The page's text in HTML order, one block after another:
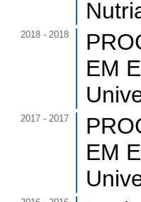
2018 - 2018
EM
2017 - 2017
EM